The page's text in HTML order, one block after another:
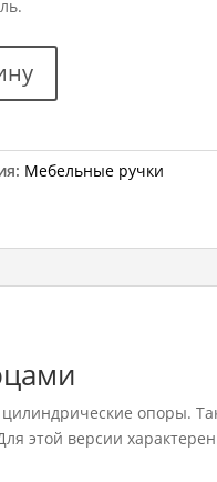
Мебельные ручки
цилиндрические опоры.
этой версии характерен